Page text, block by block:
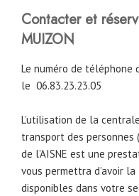
Contacter et
MUIZON
Le numéro de téléphone
le 06.83.23.23.05
L’utilisation de la
transport des personnes
de l’AISNE est une
vous permettra d’avoir
disponibles dans votre